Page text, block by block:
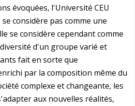
évoquées, l'Université CEU
considère pas comme une
se considère cependant comme
d'un groupe varié et
fait en sorte que
par la composition même du
complexe et changeante, les
aux nouvelles réalités,